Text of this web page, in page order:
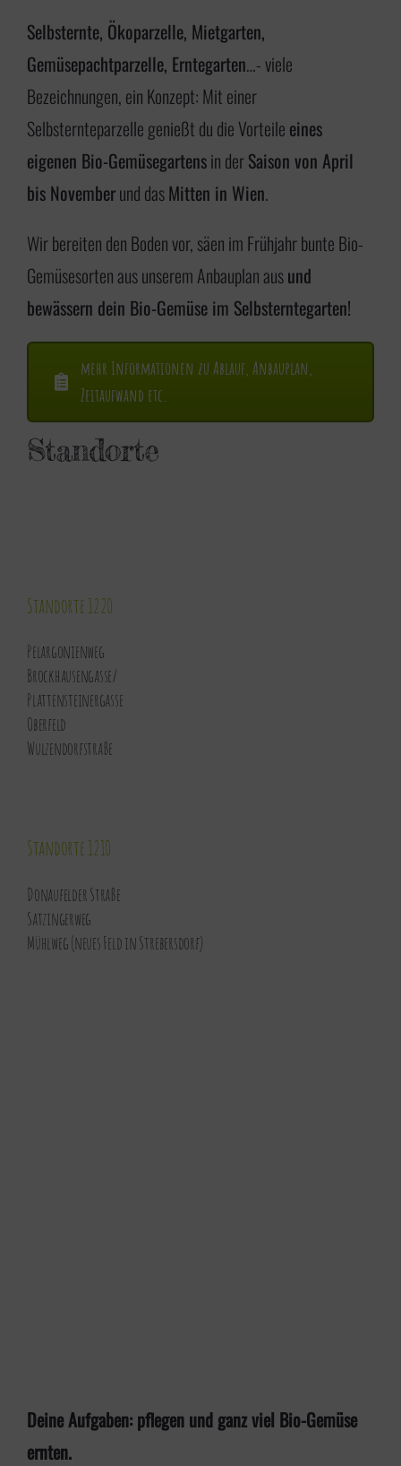
Selbsternte, Ökoparzelle, Mietgarten,
Gemüsepachtparzelle, Erntegarten…- viele
Bezeichnungen, ein Konzept: Mit einer
Selbsternteparzelle genießt du die Vorteile eines
eigenen Bio-Gemüsegartensin derSaison von April
bis Novemberund dasMitten in Wien.
Wir bereiten den Boden vor, säen im Frühjahr bunte Bio-
Gemüsesorten aus unserem Anbauplan ausund
bewässern dein Bio-Gemüse im Selbsterntegarten!
mehr Informationen zu Ablauf, Anbauplan,
Zeitaufwand etc.
Standorte
Standorte 1220
Pelargonienweg
Brockhausengasse/
Plattensteinergasse
Oberfeld
Wulzendorfstraße
Standorte 1210
Donaufelder Straße
Satzingerweg
Mühlweg (neues Feld in Strebersdorf)
Deine Aufgaben: pflegen und ganz viel Bio-Gemüse
ernten.